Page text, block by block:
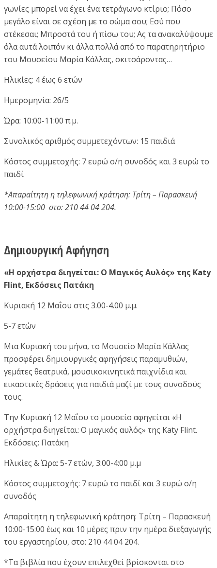
γωνίες μπορεί να έχει ένα τετράγωνο κτίριο; Πόσο
μεγάλο είναι σε σχέση με το σώμα σου; Εσύ που
στέκεσαι; Μπροστά του ή πίσω του; Ας τα ανακαλύψουμε
όλα αυτά λοιπόν κι άλλα πολλά από το παρατηρητήριο
του Μουσείου Μαρία Κάλλας, σκιτσάροντας…
Ηλικίες: 4 έως 6 ετών
Ημερομηνία: 26/5
Ώρα: 10:00-11:00 π.μ.
Συνολικός αριθμός συμμετεχόντων: 15 παιδιά
Κόστος συμμετοχής: 7 ευρώ ο/η συνοδός και 3 ευρώ το
παιδί
*Απαραίτητη η τηλεφωνική κράτηση: Τρίτη – Παρασκευή
10:00-15:00 στο: 210 44 04 204.
Δημιουργική Αφήγηση
«Η ορχήστρα διηγείται: Ο Μαγικός Αυλός» της Katy
Flint, Εκδόσεις Πατάκη
Κυριακή 12 Μαΐου στις 3.00-4.00 μ.μ.
5-7 ετών
Μια Κυριακή του μήνα, το Μουσείο Μαρία Κάλλας
προσφέρει δημιουργικές αφηγήσεις παραμυθιών,
γεμάτες θεατρικά, μουσικοκινητικά παιχνίδια και
εικαστικές δράσεις για παιδιά μαζί με τους συνοδούς
τους.
Την Κυριακή 12 Μαΐου το μουσείο αφηγείται «Η
ορχήστρα διηγείται: Ο μαγικός αυλός» της Katy Flint.
Εκδόσεις: Πατάκη
Ηλικίες & Ώρα: 5-7 ετών, 3:00-4:00 μ.μ
Κόστος συμμετοχής: 7 ευρώ το παιδί και 3 ευρώ ο/η
συνοδός
Απαραίτητη η τηλεφωνική κράτηση: Τρίτη – Παρασκευή
10:00-15:00 έως και 10 μέρες πριν την ημέρα διεξαγωγής
του εργαστηρίου, στο: 210 44 04 204.
*Τα βιβλία που έχουν επιλεχθεί βρίσκονται στο